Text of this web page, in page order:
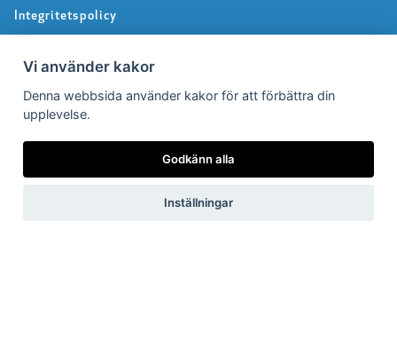
Integritetspolicy
Pressrum
Debattartiklar
Vi använder kakor
Denna webbsida använder kakor för att förbättra din
upplevelse.
Godkänn alla
Inställningar